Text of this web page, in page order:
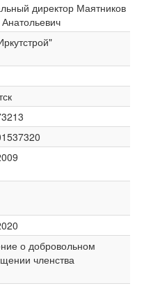
директор Маятников
о добровольном
членства